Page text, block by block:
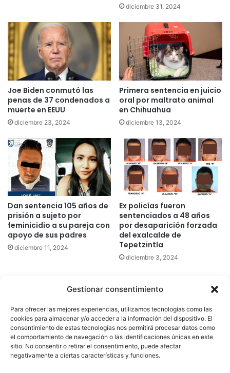
Gestionar consentimiento
Para ofrecer las mejores experiencias, utilizamos tecnologías como las
cookies para almacenar y/o acceder a la información del dispositivo. El
consentimiento de estas tecnologías nos permitirá procesar datos como
el comportamiento de navegación o las identificaciones únicas en este
sitio. No consentir o retirar el consentimiento, puede afectar
negativamente a ciertas características y funciones.
diciembre 31, 2024
Joe Biden conmutó las
penas de 37 condenados a
muerte en EEUU
diciembre 23, 2024
Primera sentencia en juicio
oral por maltrato animal
en Chihuahua
diciembre 13, 2024
Dan sentencia 105 años de
prisión a sujeto por
feminicidio a su pareja con
apoyo de sus padres
diciembre 11, 2024
Ex policías fueron
sentenciados a 48 años
por desaparición forzada
del exalcalde de
Tepetzintla
diciembre 3, 2024
derechos reservados
|Aviso de Privacidad|Política de Cookies|Defensoría de la
Audiencia|